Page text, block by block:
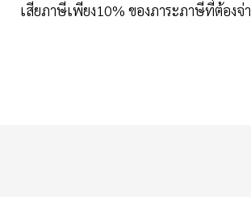
เสียภาษีเพียง10% ของภาระภาษีที่ต้องจ่